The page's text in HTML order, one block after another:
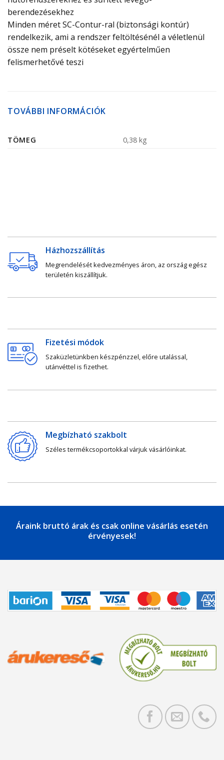
berendezésekhez
Minden méret SC-Contur-ral (biztonsági kontúr)
rendelkezik, ami a rendszer feltöltésénél a véletlenül
össze nem préselt kötéseket egyértelműen
felismerhetővé teszi
TOVÁBBI INFORMÁCIÓK
TÖMEG 0,38 kg
Házhozszállítás
Megrendelését kedvezményes áron, az ország egész
területén kiszállítjuk.
Fizetési módok
Szaküzletünkben készpénzzel, előre utalással,
utánvéttel is fizethet.
Megbízható szakbolt
Széles termékcsoportokkal várjuk vásárlóinkat.
Áraink bruttó árak és csak online vásárlás esetén
érvényesek!